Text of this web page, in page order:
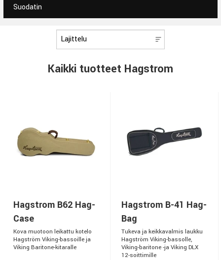
Suodatin
Kaikki tuotteet Hagstrom
Hagstrom B62 Hag-
Case
Kova muotoon leikattu kotelo
Hagström Viking-bassoille ja
Viking Baritone-kitaralle
Hagstrom B-41 Hag-
Bag
Tukeva ja keikkavalmis laukku
Hagström Viking-bassolle,
Viking-baritone -ja Viking DLX
12-soittimille